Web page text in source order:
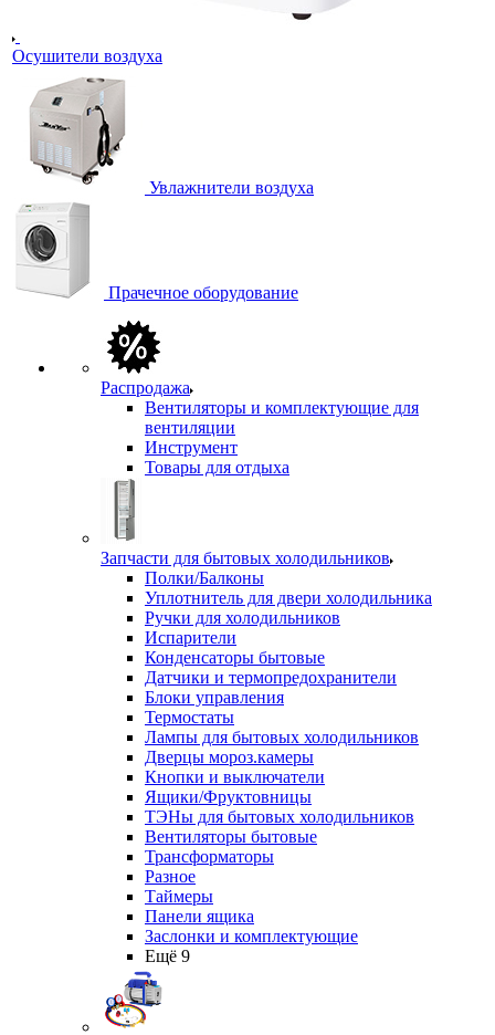
Осушители воздуха
Увлажнители воздуха
Прачечное оборудование
Распродажа
Вентиляторы и комплектующие для
вентиляции
Инструмент
Товары для отдыха
Запчасти для бытовых холодильников
Полки/Балконы
Уплотнитель для двери холодильника
Ручки для холодильников
Испарители
Конденсаторы бытовые
Датчики и термопредохранители
Блоки управления
Термостаты
Лампы для бытовых холодильников
Дверцы мороз.камеры
Кнопки и выключатели
Ящики/Фруктовницы
ТЭНы для бытовых холодильников
Вентиляторы бытовые
Трансформаторы
Разное
Таймеры
Панели ящика
Заслонки и комплектующие
Ещё 9